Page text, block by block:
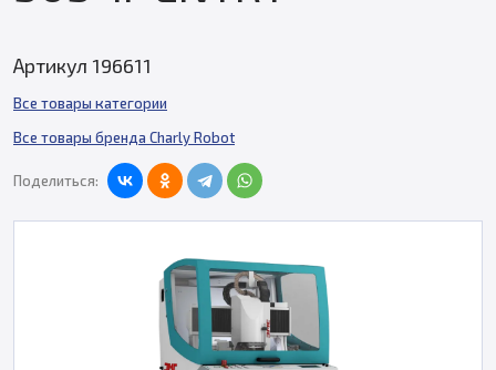
Артикул 196611
Все товары категории
Все товары бренда Charly Robot
Поделиться: